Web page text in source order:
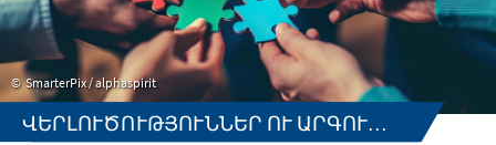
SmarterPix / alphaspirit
ՎԵՐԼՈՒԾՈՒԹՅՈՒՆՆԵՐ ՈՒ ԱՐԳՈՒՄԵՆՏՆԵՐ